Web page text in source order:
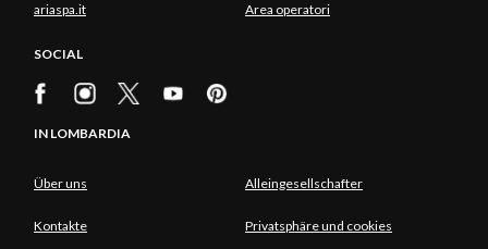
ariaspa.it Area operatori
SOCIAL
IN LOMBARDIA
Über uns Alleingesellschafter
Kontakte Privatsphäre und cookies